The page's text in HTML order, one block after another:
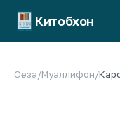
Китобхон
Оғоза/Муаллифон/